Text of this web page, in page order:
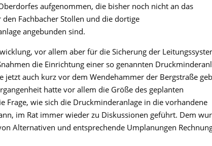
aufgenommen, die bisher noch nicht an das
Fachbacher Stollen und die dortige
angebunden sind.
vor allem aber für die Sicherung der
die Einrichtung einer so genannten
jetzt auch kurz vor dem Wendehammer der Bergstraße
hatte vor allem die Größe des geplanten
Frage, wie sich die Druckminderanlage in die vorhandene
im Rat immer wieder zu Diskussionen geführt. Dem
Alternativen und entsprechende Umplanungen